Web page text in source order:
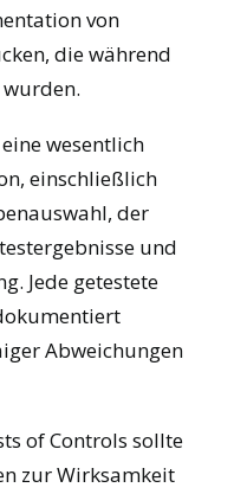
von
die während
wesentlich
einschließlich
der
und
Jede getestete
Abweichungen
of Controls sollte
zur Wirksamkeit